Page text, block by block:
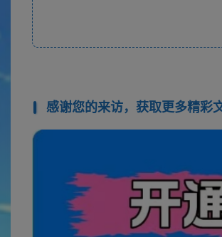
感谢您的来访，获取更多精彩